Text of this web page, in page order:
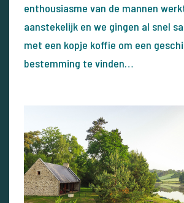
enthousiasme van de mannen
aanstekelijk en we gingen al snel
met een kopje koffie om een
bestemming te vinden…